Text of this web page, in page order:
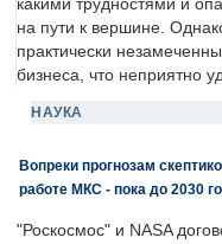
какими трудностями и
на пути к вершине.
практически
бизнеса, что неприятно
НАУКА
Вопреки прогнозам
работе МКС - пока до 2030
"Роскосмос" и NASA